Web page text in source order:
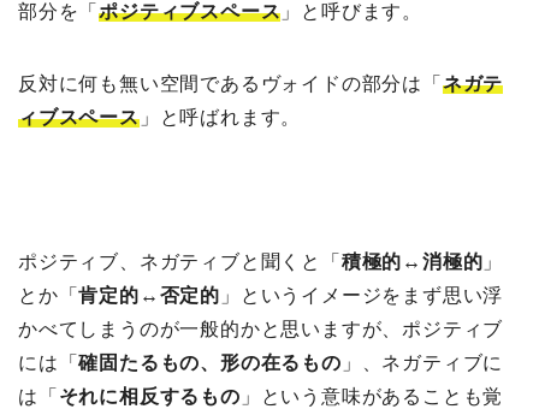
部分を「ポジティブスペース 」と呼びます。
反対に何も無い空間であるヴォイドの部分は「 ネガテ
ィブスペース」と呼ばれます。
ポジティブ、ネガティブと聞くと「 積極的↔︎消極的 」
とか「肯定的↔︎否定的 」というイメージをまず思い浮
かべてしまうのが一般的かと思いますが、ポジティブ
には「確固たるもの、形の在るもの 」、ネガティブに
は「 それに相反するもの 」という意味があることも覚